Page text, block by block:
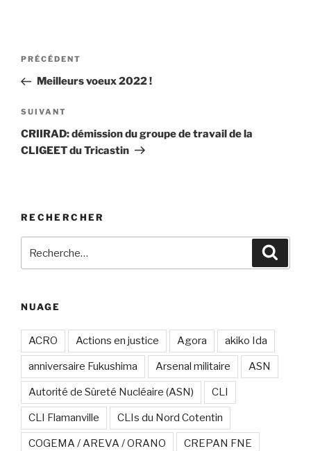
Navigation
l’article
Article
précédent
PRÉCÉDENT
Meilleurs voeux 2022 !
Article
suivant
SUIVANT
CRIIRAD: démission du groupe de travail de la
CLIGEET du Tricastin
RECHERCHER
pour
NUAGE
ACRO Actions en justice Agora akiko Ida
anniversaire Fukushima Arsenal militaire ASN
Autorité de Sûreté Nucléaire (ASN) CLI
CLI Flamanville CLIs du Nord Cotentin
COGEMA / AREVA / ORANO CREPAN FNE